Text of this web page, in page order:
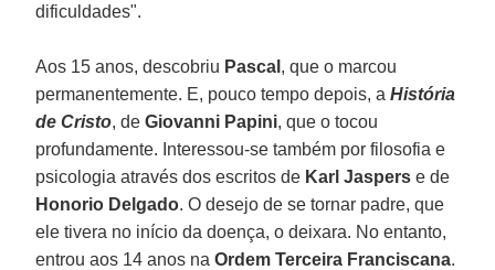
dificuldades".
Aos 15 anos, descobriu Pascal , que o marcou
permanentemente. E, pouco tempo depois, aHistória
de Cristo, deGiovanni Papini, que o tocou
profundamente. Interessou-se também por filosofia e
psicologia através dos escritos de Karl Jasperse de
Honorio Delgado. O desejo de se tornar padre, que
ele tivera no início da doença, o deixara. No entanto,
entrou aos 14 anos naOrdem Terceira Franciscana.